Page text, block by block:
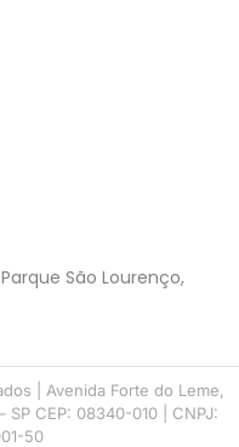
São Lourenço,
| Avenida Forte do Leme,
SP CEP: 08340-010 | CNPJ:
50